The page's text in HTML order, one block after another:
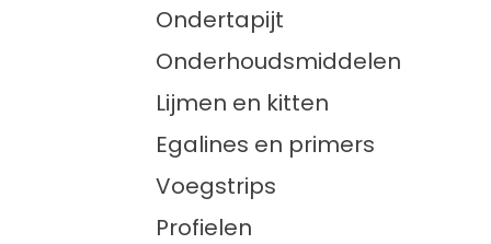
Ondertapijt
Onderhoudsmiddelen
Lijmen en kitten
Egalines en primers
Voegstrips
Profielen